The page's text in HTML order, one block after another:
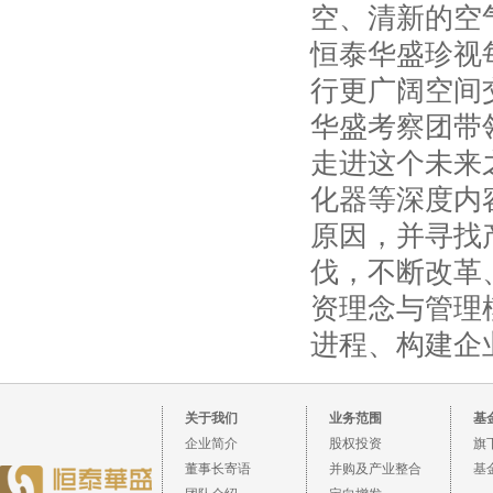
空、清新的空
恒泰华盛珍视
行更广阔空间
华盛考察团带
走进这个未
化器等深度内
原因，并寻
伐，不断改革
资理念与管
进程、构建企
关于我们
企业简介
董事长寄语
业务范围
股权投资
并购及产业整合
基
旗
基